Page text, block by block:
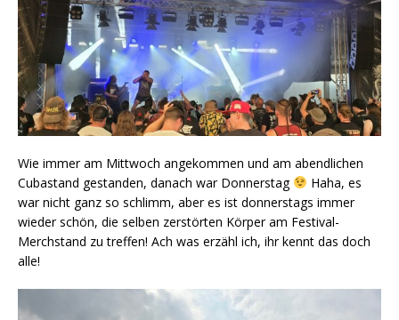
Wie immer am Mittwoch angekommen und am abendlichen
Cubastand gestanden, danach war Donnerstag
Haha, es
war nicht ganz so schlimm, aber es ist donnerstags immer
wieder schön, die selben zerstörten Körper am Festival-
Merchstand zu treffen! Ach was erzähl ich, ihr kennt das doch
alle!